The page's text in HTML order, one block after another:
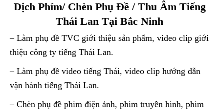
Dịch Phím/ Chèn Phụ Đề / Thu Âm Tiếng
Thái Lan Tại Bắc Ninh
– Làm phụ đề TVC giới thiệu sản phẩm, video clip giới
thiệu công ty tiếng Thái Lan.
– Làm phụ đề video tiếng Thái, video clip hướng dẫn
vận hành tiếng Thái Lan.
– Chèn phụ đề phim điện ảnh, phim truyền hình, phim